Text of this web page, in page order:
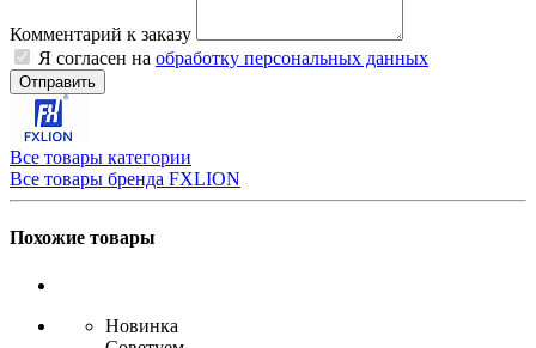
Комментарий к заказу
Я согласен на обработку персональных данных
Отправить
Все товары категории
Все товары бренда FXLION
Похожие товары
Новинка